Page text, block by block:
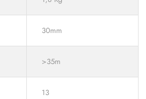
30mm
>35m
13